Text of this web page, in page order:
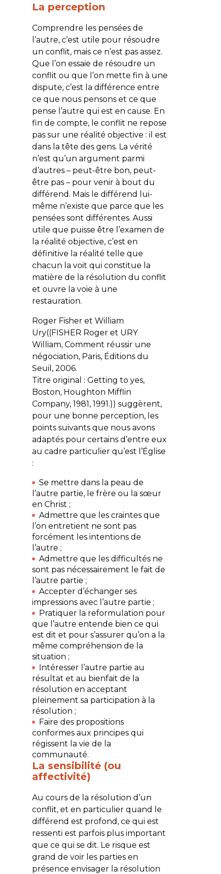
La perception
Comprendre les pensées de
l’autre, c’est utile pour résoudre
un conflit, mais ce n’est pas assez.
Que l’on essaie de résoudre un
conflit ou que l’on mette fin à une
dispute, c’est la différence entre
ce que nous pensons et ce que
pense l’autre qui est en cause. En
fin de compte, le conflit ne repose
pas sur une réalité objective : il est
dans la tête des gens. La vérité
n’est qu’un argument parmi
d’autres – peut-être bon, peut-
être pas – pour venir à bout du
différend. Mais le différend lui-
même n’existe que parce que les
pensées sont différentes. Aussi
utile que puisse être l’examen de
la réalité objective, c’est en
définitive la réalité telle que
chacun la voit qui constitue la
matière de la résolution du conflit
et ouvre la voie à une
restauration.
Roger Fisher et William
Ury((FISHER Roger et URY
William, Comment réussir une
négociation, Paris, Éditions du
Seuil, 2006.
Titre original : Getting to yes,
Boston, Houghton Mifflin
Company, 1981, 1991.)) suggèrent,
pour une bonne perception, les
points suivants que nous avons
adaptés pour certains d’entre eux
au cadre particulier qu’est l’Église
:
Se mettre dans la peau de
l’autre partie, le frère ou la sœur
en Christ ;
Admettre que les craintes que
l’on entretient ne sont pas
forcément les intentions de
l’autre ;
Admettre que les difficultés ne
sont pas nécessairement le fait de
l’autre partie ;
Accepter d’échanger ses
impressions avec l’autre partie ;
Pratiquer la reformulation pour
que l’autre entende bien ce qui
est dit et pour s’assurer qu’on a la
même compréhension de la
situation ;
Intéresser l’autre partie au
résultat et au bienfait de la
résolution en acceptant
pleinement sa participation à la
résolution ;
Faire des propositions
conformes aux principes qui
régissent la vie de la
communauté.
La sensibilité (ou
affectivité)
Au cours de la résolution d’un
conflit, et en particulier quand le
différend est profond, ce qui est
ressenti est parfois plus important
que ce qui se dit. Le risque est
grand de voir les parties en
présence envisager la résolution